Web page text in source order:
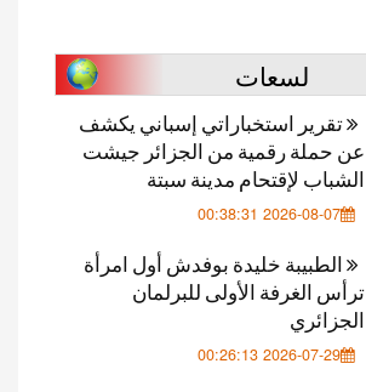
لسعات
تقرير استخباراتي إسباني يكشف
عن حملة رقمية من الجزائر جيشت
الشباب لإقتحام مدينة سبتة
2026-08-07 00:38:31
الطبيبة خليدة بوفدش أول امرأة
ترأس الغرفة الأولى للبرلمان
الجزائري
2026-07-29 00:26:13